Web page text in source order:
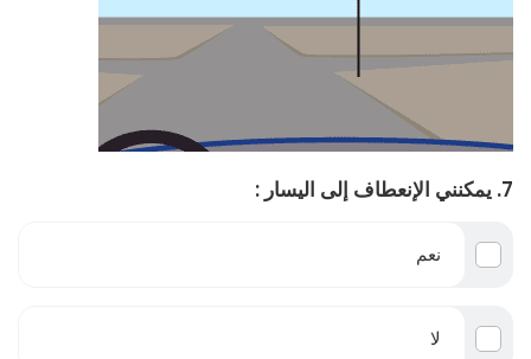
7. يمكنني الإنعطاف إلى اليسار :
نعم
لا